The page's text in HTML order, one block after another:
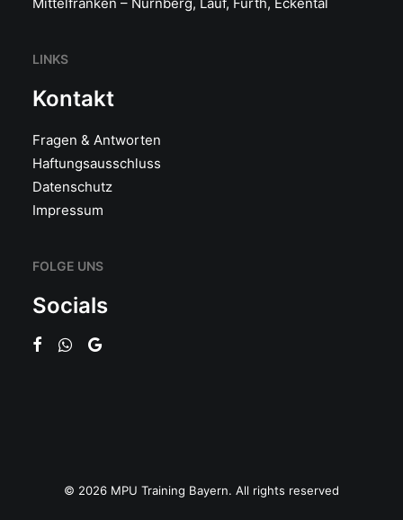
LINKS
Kontakt
Fragen & Antworten
Haftungsausschluss
Datenschutz
Impressum
FOLGE UNS
Socials
© 2026 MPU Training Bayern. All rights reserved